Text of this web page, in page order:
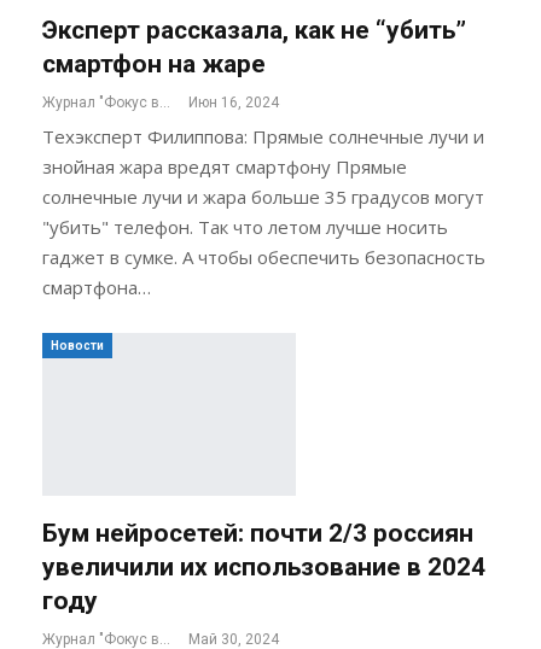
Эксперт рассказала, как не “убить”
смартфон на жаре
Журнал "Фокус внимания" Июн 16, 2024
Техэксперт Филиппова: Прямые солнечные лучи и
знойная жара вредят смартфону Прямые
солнечные лучи и жара больше 35 градусов могут
"убить" телефон. Так что летом лучше носить
гаджет в сумке. А чтобы обеспечить безопасность
смартфона…
Новости
Бум нейросетей: почти 2/3 россиян
увеличили их использование в 2024
году
Май 30, 2024